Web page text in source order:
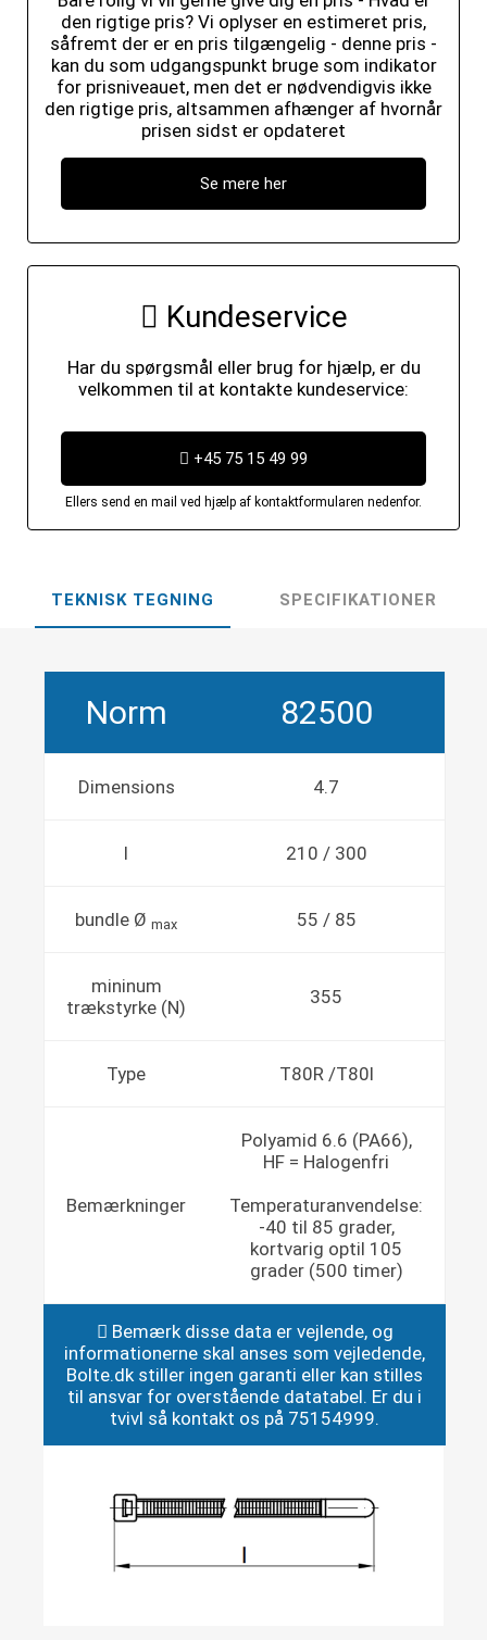
den rigtige pris? Vi oplyser en estimeret pris,
såfremt der er en pris tilgængelig - denne pris -
kan du som udgangspunkt bruge som indikator
for prisniveauet, men det er nødvendigvis ikke
den rigtige pris, altsammen afhænger af hvornår
prisen sidst er opdateret
Se mere her
Kundeservice
Har du spørgsmål eller brug for hjælp, er du
velkommen til at kontakte kundeservice:
+45 75 15 49 99
Ellers send en mail ved hjælp af kontaktformularen nedenfor.
TEKNISK TEGNING SPECIFIKATIONER
Norm 82500
Dimensions 4.7
l 210 / 300
bundle Ø max 55 / 85
mininum
trækstyrke (N)
355
Type T80R /T80l
Bemærkninger
Polyamid 6.6 (PA66),
HF = Halogenfri
Temperaturanvendelse:
-40 til 85 grader,
kortvarig optil 105
grader (500 timer)
Bemærk disse data er vejlende, og
informationerne skal anses som vejledende,
Bolte.dk stiller ingen garanti eller kan stilles
til ansvar for overstående datatabel. Er du i
tvivl så kontakt os på 75154999.